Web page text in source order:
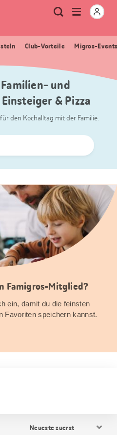
Meta
Navigation
Suche
Menu
öffnen
Club-Vorteile Migros-
und
& Pizza
den Kochalltag mit der Familie.
Famigros-Mitglied?
ein, damit du die feinsten
Favoriten speichern kannst.
Sortierung